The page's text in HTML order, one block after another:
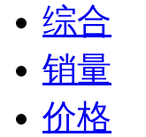
综合
销量
价格